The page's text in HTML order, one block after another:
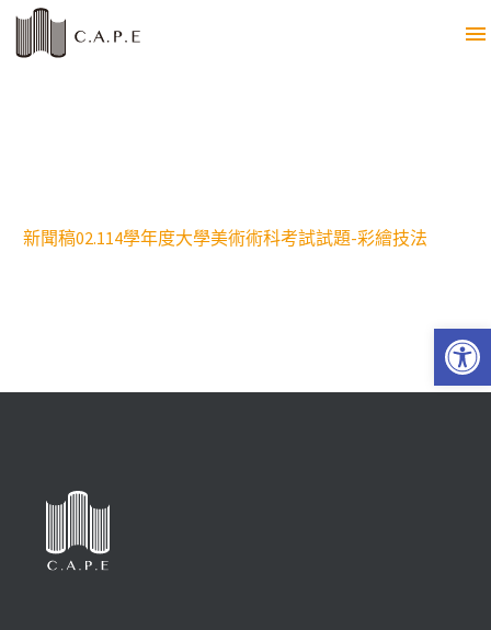
新聞稿02.114學年度大學美術術科考試試題-彩繪技法